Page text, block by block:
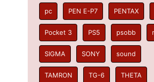
pc PEN E-P7 PENTAX
Pocket 3 PS5 psobb
SIGMA SONY sound
TAMRON TG-6 THETA